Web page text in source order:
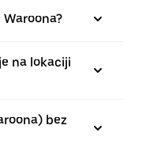
na lokaciji
bez